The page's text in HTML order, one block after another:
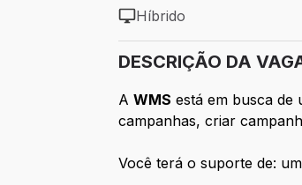
Modelo de trabalho: Híbrido
Híbrido
DESCRIÇÃO DA
AWMS está em busca de
campanhas, criar
Você terá o suporte de: